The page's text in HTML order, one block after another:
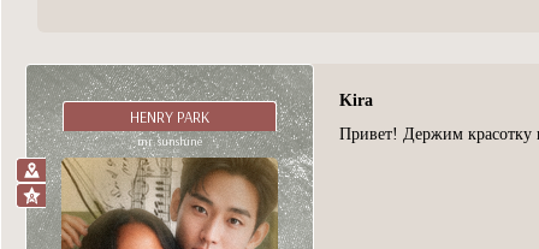
HENRY PARK
mr. sunshine
Kira
Привет! Держим